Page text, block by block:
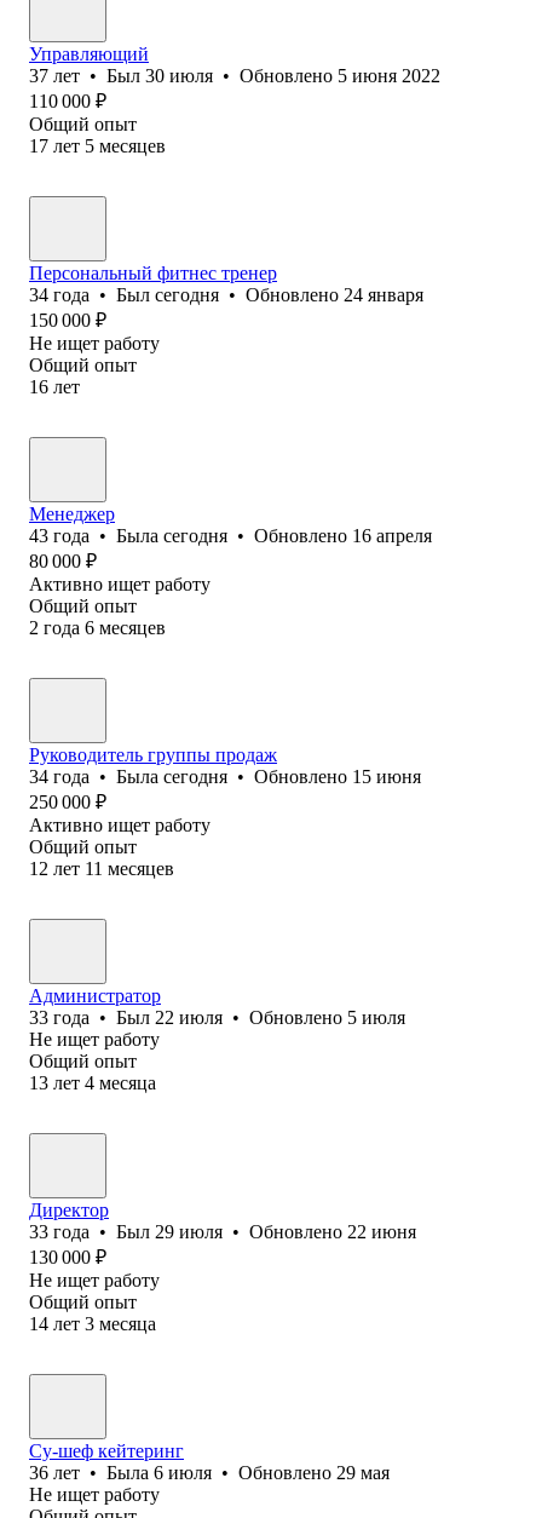
Управляющий
37 лет • Был 30 июля • Обновлено 5 июня 2022
110 000 ₽
Общий опыт
17 лет 5 месяцев
Персональный фитнес тренер
34 года • Был сегодня • Обновлено 24 января
150 000 ₽
Не ищет работу
Общий опыт
16 лет
Менеджер
43 года • Была сегодня • Обновлено 16 апреля
80 000 ₽
Активно ищет работу
Общий опыт
2 года 6 месяцев
Руководитель группы продаж
34 года • Была сегодня • Обновлено 15 июня
250 000 ₽
Активно ищет работу
Общий опыт
12 лет 11 месяцев
Администратор
33 года • Был 22 июля • Обновлено 5 июля
Не ищет работу
Общий опыт
13 лет 4 месяца
Директор
33 года • Был 29 июля • Обновлено 22 июня
130 000 ₽
Не ищет работу
Общий опыт
14 лет 3 месяца
Су-шеф кейтеринг
36 лет • Была 6 июля • Обновлено 29 мая
Не ищет работу